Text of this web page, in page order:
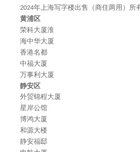
2024年上海写字楼出售（商住两用）所
黄浦区
荣科大厦淮
海中华大厦
香港名都
中福大厦
万事利大厦
静安区
外贸锦程大厦
星岸公馆
博鸿大厦
和源大楼
静安福邸